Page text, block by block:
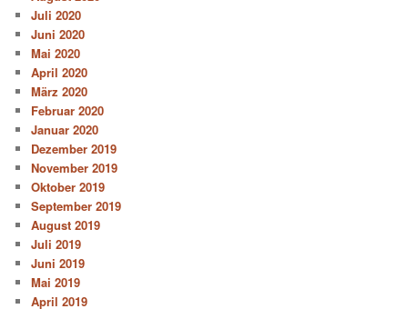
Juli 2020
Juni 2020
Mai 2020
April 2020
März 2020
Februar 2020
Januar 2020
Dezember 2019
November 2019
Oktober 2019
September 2019
August 2019
Juli 2019
Juni 2019
Mai 2019
April 2019